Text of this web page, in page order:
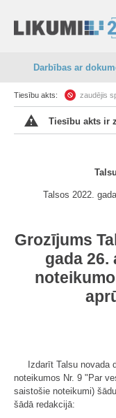
Darbības ar
Tiesību akts: zaudējis
Tiesību akts ir
Talsos 2022.
Grozījums
gada
Izdarīt Talsu novada
noteikumos Nr. 9 "Par
saistošie noteikumi)
šādā redakcijā: